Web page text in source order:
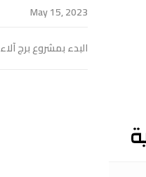
May 15, 2023
البدء بمشروع برج آلاء